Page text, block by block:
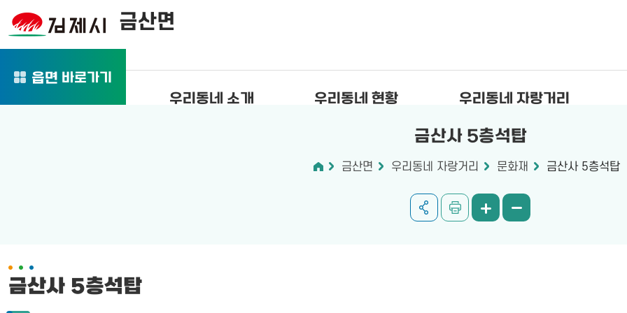
금산면
우리동네 소개 우리동네 현황 우리동네 자랑거리
읍면 바로가기
금산사 5층석탑
금산면 우리동네 자랑거리 문화재 금산사 5층석탑
금산사 5층석탑